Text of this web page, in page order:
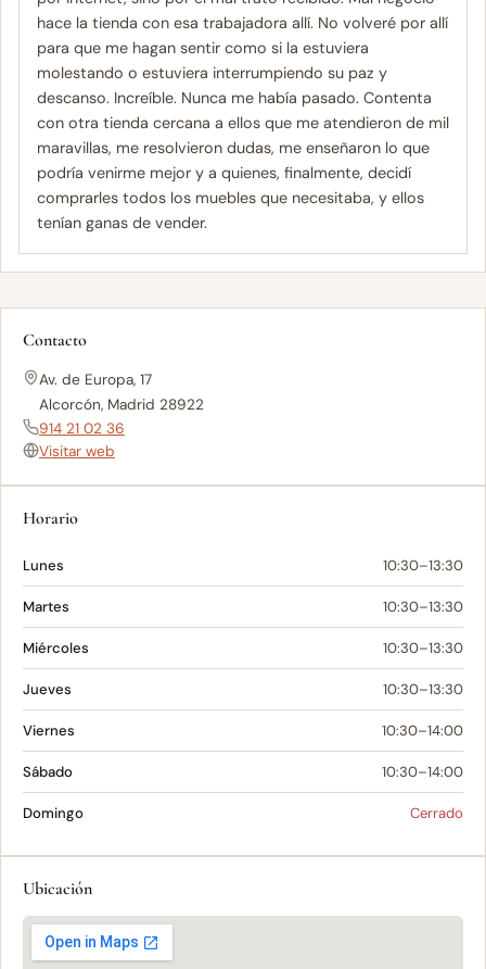
hace la tienda con esa trabajadora allí. No volveré por allí
para que me hagan sentir como si la estuviera
molestando o estuviera interrumpiendo su paz y
descanso. Increíble. Nunca me había pasado. Contenta
con otra tienda cercana a ellos que me atendieron de mil
maravillas, me resolvieron dudas, me enseñaron lo que
podría venirme mejor y a quienes, finalmente, decidí
comprarles todos los muebles que necesitaba, y ellos
tenían ganas de vender.
Contacto
Av. de Europa, 17
Alcorcón, Madrid 28922
914 21 02 36
Visitar web
Horario
Lunes 10:30–13:30
Martes 10:30–13:30
Miércoles 10:30–13:30
Jueves 10:30–13:30
Viernes 10:30–14:00
Sábado 10:30–14:00
Domingo Cerrado
Ubicación